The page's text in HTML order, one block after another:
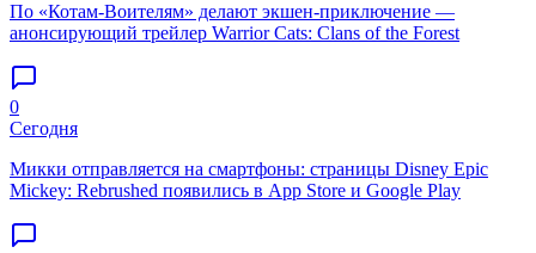
По «Котам-Воителям» делают экшен-приключение —
анонсирующий трейлер Warrior Cats: Clans of the Forest
0
Сегодня
Микки отправляется на смартфоны: страницы Disney Epic
Mickey: Rebrushed появились в App Store и Google Play